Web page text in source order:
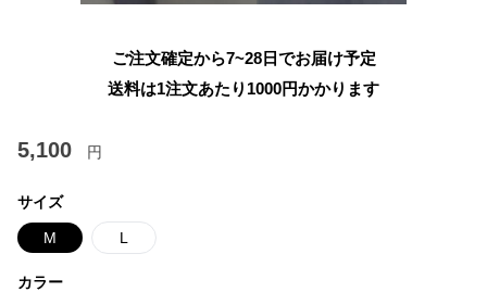
ご注文確定から7~28日でお届け予定
送料は1注文あたり 1000円かかります
5,100 円
サイズ
M L
カラー